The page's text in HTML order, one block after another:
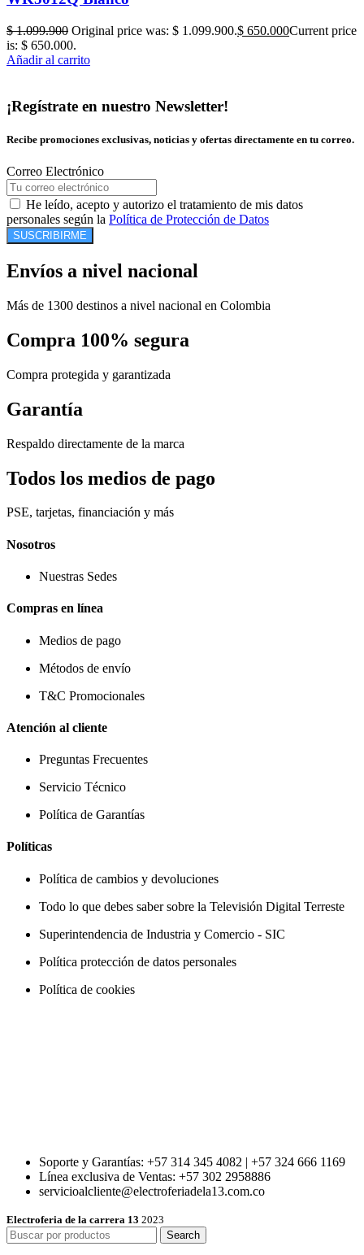
$1.099.900 Original price was: $ 1.099.900.$ 650.000Current price
is: $ 650.000.
Añadir al carrito
¡Regístrate en nuestro Newsletter!
Recibe promociones exclusivas, noticias y ofertas directamente en tu correo.
Correo Electrónico
He leído, acepto y autorizo el tratamiento de mis datos
personales según la Política de Protección de Datos
SUSCRIBIRME
Envíos a nivel nacional
Más de 1300 destinos a nivel nacional en Colombia
Compra 100% segura
Compra protegida y garantizada
Garantía
Respaldo directamente de la marca
Todos los medios de pago
PSE, tarjetas, financiación y más
Nosotros
Nuestras Sedes
Compras en línea
Medios de pago
Métodos de envío
T&C Promocionales
Atención al cliente
Preguntas Frecuentes
Servicio Técnico
Política de Garantías
Políticas
Política de cambios y devoluciones
Todo lo que debes saber sobre la Televisión Digital Terreste
Superintendencia de Industria y Comercio - SIC
Política protección de datos personales
Política de cookies
Soporte y Garantías: +57 314 345 4082 | +57 324 666 1169
Línea exclusiva de Ventas: +57 302 2958886
servicioalcliente@electroferiadela13.com.co
Electroferia de la carrera 13 2023
Search